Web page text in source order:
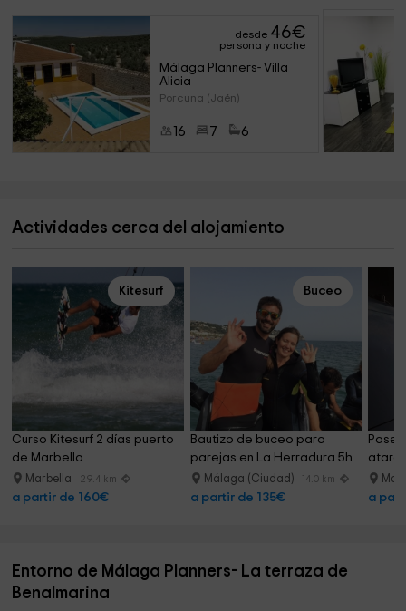
desde 46€
persona y noche
Málaga Planners- Villa
Alicia
Porcuna (Jaén)
16 7 6
Actividades cerca del alojamiento
Kitesurf
Curso Kitesurf 2 días puerto
de Marbella
Marbella 29.4 km
a partir de 160€
Buceo
Bautizo de buceo para
parejas en La Herradura 5h
Málaga (Ciudad) 14.0 km
a partir de 135€ a
Entorno de Málaga Planners- La terraza de
Benalmarina